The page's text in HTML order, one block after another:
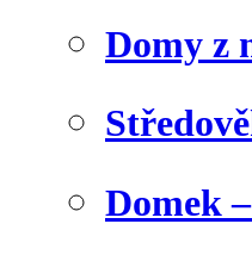
Domy z
Domek